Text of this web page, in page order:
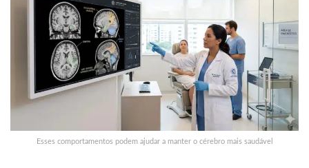
Esses comportamentos podem ajudar a manter o cérebro mais saudável